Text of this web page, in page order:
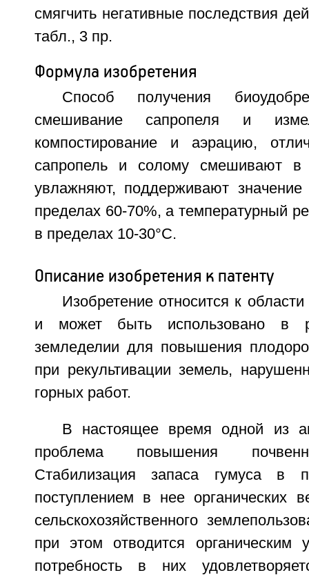
смягчить негативные последствия
табл., 3 пр.
Формула изобретения
Способ получения
смешивание сапропеля и
компостирование и аэрацию,
сапропель и солому смешивают в
увлажняют, поддерживают
пределах 60-70%, а температурный
в пределах 10-30°C.
Описание изобретения к патенту
Изобретение относится к области
и может быть использовано в
земледелии для повышения
при рекультивации земель,
горных работ.
В настоящее время одной из
проблема повышения
Стабилизация запаса гумуса в
поступлением в нее органических
сельскохозяйственного
при этом отводится органическим
потребность в них